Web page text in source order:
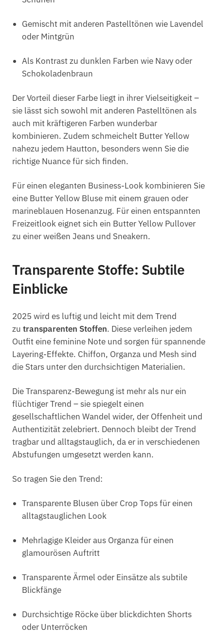
Gemischt mit anderen Pastelltönen wie Lavendel
oder Mintgrün
Als Kontrast zu dunklen Farben wie Navy oder
Schokoladenbraun
Der Vorteil dieser Farbe liegt in ihrer Vielseitigkeit –
sie lässt sich sowohl mit anderen Pastelltönen als
auch mit kräftigeren Farben wunderbar
kombinieren. Zudem schmeichelt Butter Yellow
nahezu jedem Hautton, besonders wenn Sie die
richtige Nuance für sich finden.
Für einen eleganten Business-Look kombinieren Sie
eine Butter Yellow Bluse mit einem grauen oder
marineblauen Hosenanzug. Für einen entspannten
Freizeitlook eignet sich ein Butter Yellow Pullover
zu einer weißen Jeans und Sneakern.
Transparente Stoffe: Subtile
Einblicke
2025 wird es luftig und leicht mit dem Trend
zu transparenten Stoffen. Diese verleihen jedem
Outfit eine feminine Note und sorgen für spannende
Layering-Effekte. Chiffon, Organza und Mesh sind
die Stars unter den durchsichtigen Materialien.
Die Transparenz-Bewegung ist mehr als nur ein
flüchtiger Trend – sie spiegelt einen
gesellschaftlichen Wandel wider, der Offenheit und
Authentizität zelebriert. Dennoch bleibt der Trend
tragbar und alltagstauglich, da er in verschiedenen
Abstufungen umgesetzt werden kann.
So tragen Sie den Trend:
Transparente Blusen über Crop Tops für einen
alltagstauglichen Look
Mehrlagige Kleider aus Organza für einen
glamourösen Auftritt
Transparente Ärmel oder Einsätze als subtile
Blickfänge
Durchsichtige Röcke über blickdichten Shorts
oder Unterröcken